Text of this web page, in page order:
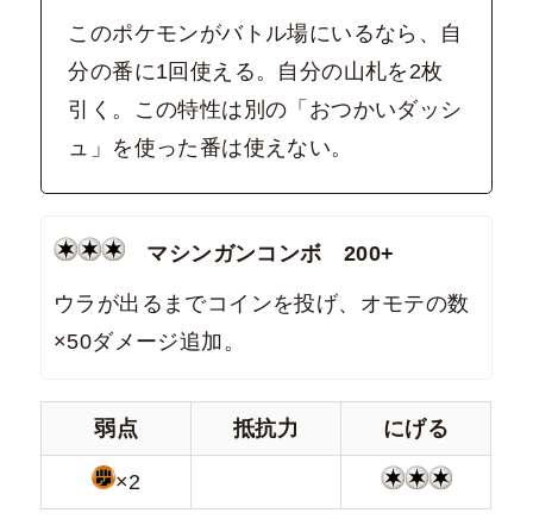
このポケモンがバトル場にいるなら、自
分の番に1回使える。自分の山札を2枚
引く。この特性は別の「おつかいダッシ
ュ」を使った番は使えない。
マシンガンコンボ 200+
ウラが出るまでコインを投げ、オモテの数
×50ダメージ追加。
弱点 抵抗力 にげる
×2